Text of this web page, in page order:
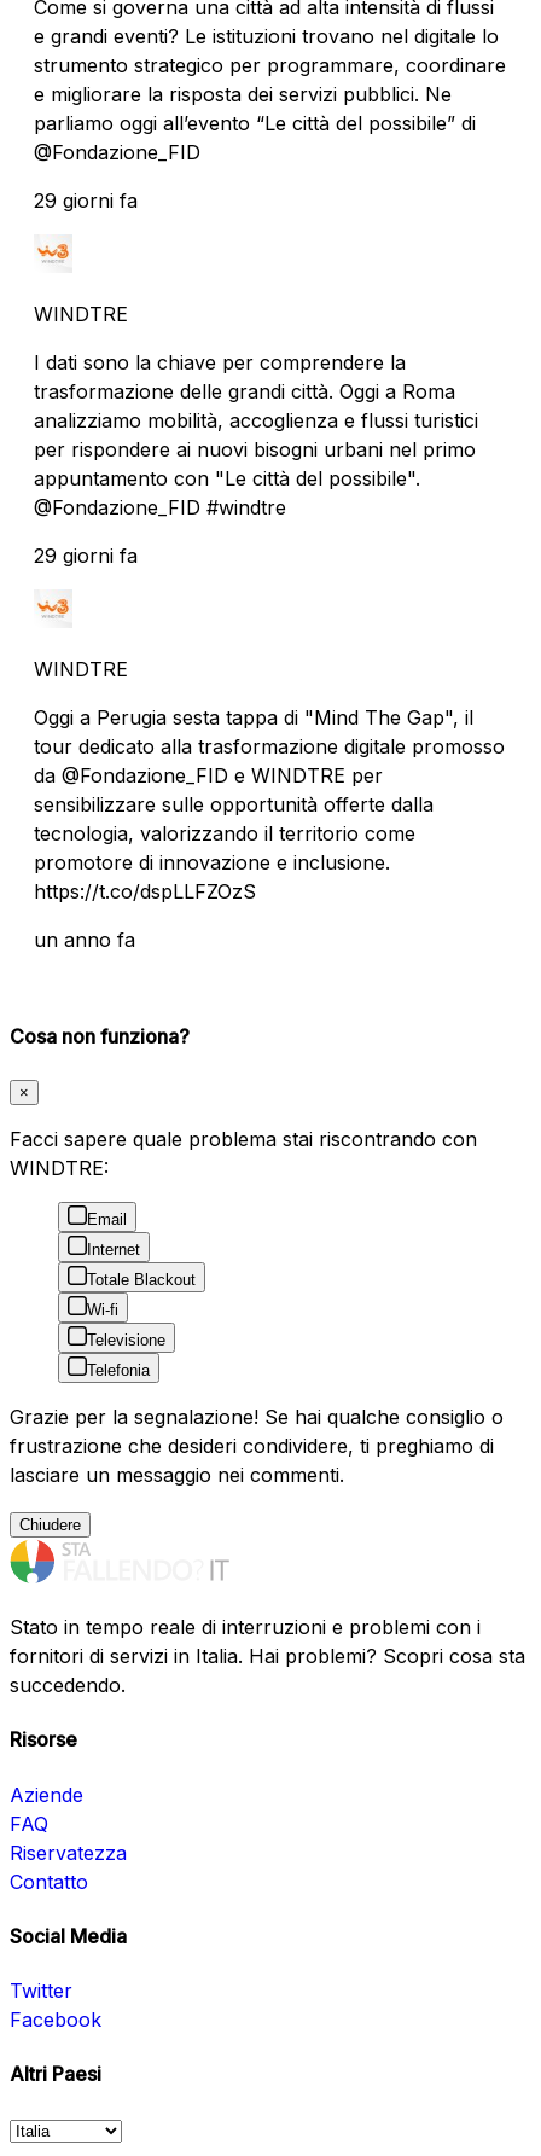
Come si governa una città ad alta intensità di flussi
e grandi eventi? Le istituzioni trovano nel digitale lo
strumento strategico per programmare, coordinare
e migliorare la risposta dei servizi pubblici. Ne
parliamo oggi all’evento “Le città del possibile” di
@Fondazione_FID
29 giorni fa
WINDTRE
I dati sono la chiave per comprendere la
trasformazione delle grandi città. Oggi a Roma
analizziamo mobilità, accoglienza e flussi turistici
per rispondere ai nuovi bisogni urbani nel primo
appuntamento con "Le città del possibile".
@Fondazione_FID #windtre
29 giorni fa
WINDTRE
Oggi a Perugia sesta tappa di "Mind The Gap", il
tour dedicato alla trasformazione digitale promosso
da @Fondazione_FID e WINDTRE per
sensibilizzare sulle opportunità offerte dalla
tecnologia, valorizzando il territorio come
promotore di innovazione e inclusione.
https://t.co/dspLLFZOzS
un anno fa
Cosa non funziona?
×
Facci sapere quale problema stai riscontrando con
WINDTRE:
Email
Internet
Totale Blackout
Wi-fi
Televisione
Telefonia
Grazie per la segnalazione! Se hai qualche consiglio o
frustrazione che desideri condividere, ti preghiamo di
lasciare un messaggio nei commenti.
Chiudere
Stato in tempo reale di interruzioni e problemi con i
fornitori di servizi in Italia. Hai problemi? Scopri cosa sta
succedendo.
Risorse
Aziende
FAQ
Riservatezza
Contatto
Social Media
Twitter
Facebook
Altri Paesi